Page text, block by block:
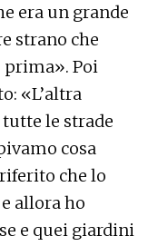
era un grande
strano che
prima». Poi
«L’altra
le strade
cosa
che lo
allora ho
e quei giardini